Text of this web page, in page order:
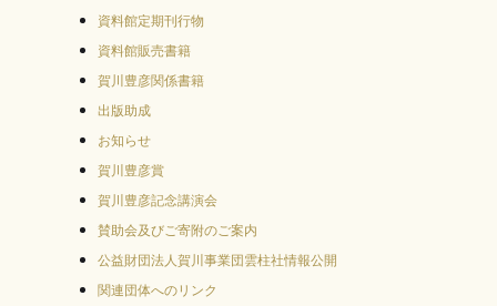
資料館定期刊行物
資料館販売書籍
賀川豊彦関係書籍
出版助成
お知らせ
賀川豊彦賞
賀川豊彦記念講演会
賛助会及びご寄附のご案内
公益財団法人賀川事業団雲柱社情報公開
関連団体へのリンク